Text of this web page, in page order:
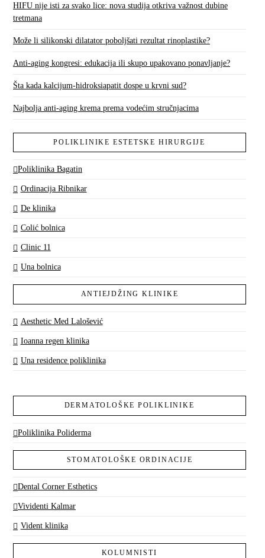
HIFU nije isti za svako lice: nova studija otkriva važnost dubine
tretmana
Može li silikonski dilatator poboljšati rezultat rinoplastike?
Anti-aging kongresi: edukacija ili skupo upakovano ponavljanje?
Šta kada kalcijum-hidroksiapatit dospe u krvni sud?
Najbolja anti-aging krema prema vodećim stručnjacima
POLIKLINIKE ESTETSKE HIRURGIJE
Poliklinika Bagatin
Ordinacija Ribnikar
De klinika
Colić bolnica
Clinic 11
Una bolnica
ANTIEJDŽING KLINIKE
Aesthetic Med Lalošević
Ioanna regen klinika
Una residence poliklinika
DERMATOLOŠKE POLIKLINIKE
Poliklinika Poliderma
STOMATOLOŠKE ORDINACIJE
Dental Corner Esthetics
Vividenti Kalmar
Vident klinika
KOLUMNISTI